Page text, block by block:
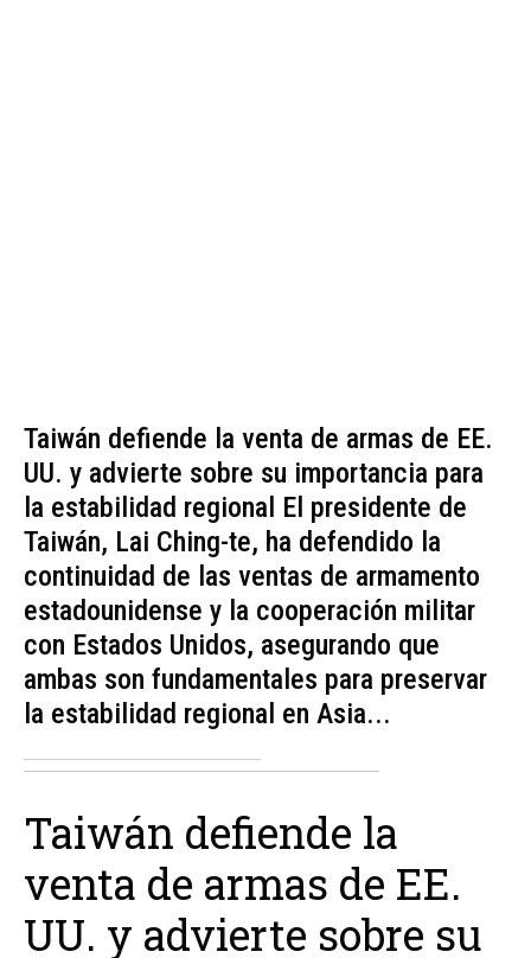
Taiwán defiende la venta de armas de EE.
UU. y advierte sobre su importancia para
la estabilidad regional El presidente de
Taiwán, Lai Ching-te, ha defendido la
continuidad de las ventas de armamento
estadounidense y la cooperación militar
con Estados Unidos, asegurando que
ambas son fundamentales para preservar
la estabilidad regional en Asia...
Taiwán defiende la
venta de armas de EE.
UU. y advierte sobre su